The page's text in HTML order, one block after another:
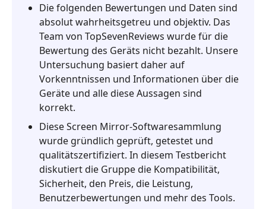
von
Reflector
Alternative
-
Aiseesoft
Telefonspiegel
Die folgenden Bewertungen und Daten sind
absolut wahrheitsgetreu und objektiv. Das
Team von TopSevenReviews wurde für die
Bewertung des Geräts nicht bezahlt. Unsere
Untersuchung basiert daher auf
Vorkenntnissen und Informationen über die
Geräte und alle diese Aussagen sind
korrekt.
Diese Screen Mirror-Softwaresammlung
wurde gründlich geprüft, getestet und
qualitätszertifiziert. In diesem Testbericht
diskutiert die Gruppe die Kompatibilität,
Sicherheit, den Preis, die Leistung,
Benutzerbewertungen und mehr des Tools.